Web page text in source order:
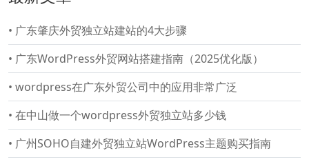
• 广东肇庆外贸独立站建站的4大步骤
• 广东WordPress外贸网站搭建指南（2025优化版）
• wordpress在广东外贸公司中的应用非常广泛
• 在中山做一个wordpress外贸独立站多少钱
• 广州SOHO自建外贸独立站WordPress主题购买指南